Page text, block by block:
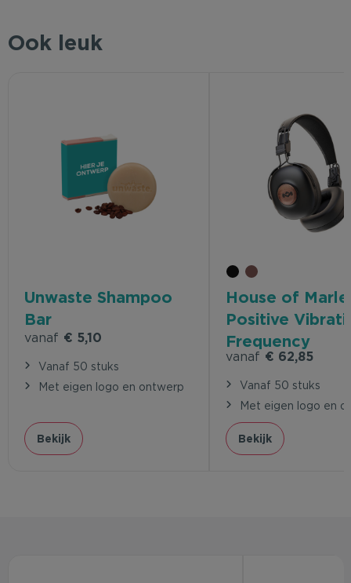
Ook leuk
Unwaste Shampoo
Bar
vanaf € 5,10
Vanaf 50 stuks
Met eigen logo en ontwerp
Bekijk
House of
Positive
Frequency
vanaf € 62,85
Vanaf 50 stuks
Met eigen logo en
Bekijk